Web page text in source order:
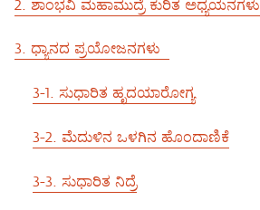
2. ಶಾಂಭವಿ ಮಹಾಮುದ್ರೆ ಕುರಿತ ಅಧ್ಯಯನಗಳು
3. ಧ್ಯಾನದ ಪ್ರಯೋಜನಗಳು
3-1. ಸುಧಾರಿತ ಹೃದಯಾರೋಗ್ಯ
3-2. ಮೆದುಳಿನ ಒಳಗಿನ ಹೊಂದಾಣಿಕೆ
3-3. ಸುಧಾರಿತ ನಿದ್ರೆ